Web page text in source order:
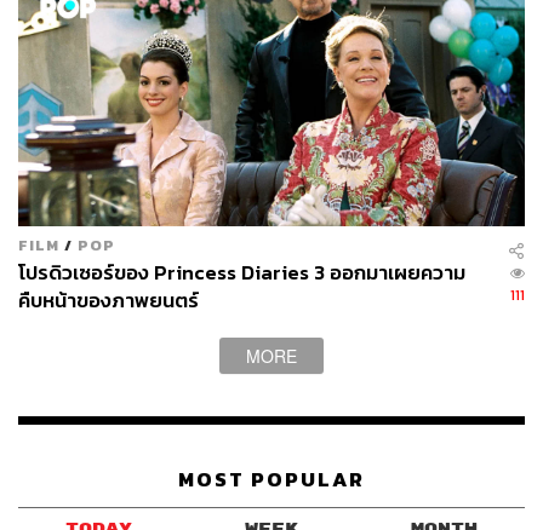
FILM / POP
โปรดิวเซอร์ของ Princess Diaries 3 ออกมาเผยความ
คืบหน้าของภาพยนตร์
111
MORE
MOST POPULAR